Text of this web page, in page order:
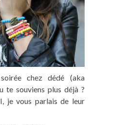
chez dédé (aka
te souviens plus déjà ?
je vous parlais de leur